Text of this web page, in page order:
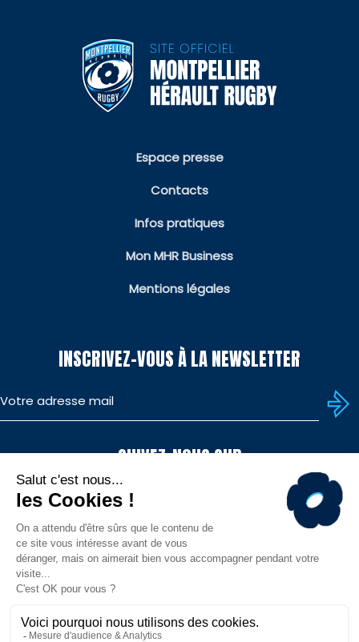
Espace presse
Contacts
Infos pratiques
Mon MHR Business
Mentions légales
INSCRIVEZ-VOUS À LA NEWSLETTER
SUIVEZ-NOUS SUR
TÉLÉCHARGEZ L'APP